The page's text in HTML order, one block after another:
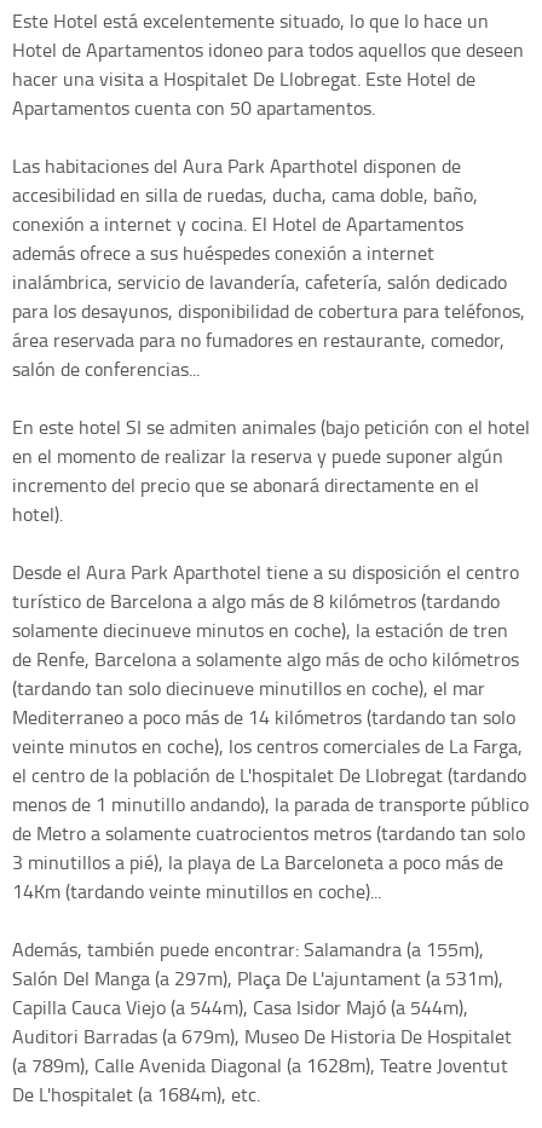
Este Hotel está excelentemente situado, lo que lo hace un
Hotel de Apartamentos idoneo para todos aquellos que deseen
hacer una visita a Hospitalet De Llobregat. Este Hotel de
Apartamentos cuenta con 50 apartamentos.
Las habitaciones del Aura Park Aparthotel disponen de
accesibilidad en silla de ruedas, ducha, cama doble, baño,
conexión a internet y cocina. El Hotel de Apartamentos
además ofrece a sus huéspedes conexión a internet
inalámbrica, servicio de lavandería, cafetería, salón dedicado
para los desayunos, disponibilidad de cobertura para teléfonos,
área reservada para no fumadores en restaurante, comedor,
salón de conferencias...
En este hotel SI se admiten animales (bajo petición con el hotel
en el momento de realizar la reserva y puede suponer algún
incremento del precio que se abonará directamente en el
hotel).
Desde el Aura Park Aparthotel tiene a su disposición el centro
turístico de Barcelona a algo más de 8 kilómetros (tardando
solamente diecinueve minutos en coche), la estación de tren
de Renfe, Barcelona a solamente algo más de ocho kilómetros
(tardando tan solo diecinueve minutillos en coche), el mar
Mediterraneo a poco más de 14 kilómetros (tardando tan solo
veinte minutos en coche), los centros comerciales de La Farga,
el centro de la población de L'hospitalet De Llobregat (tardando
menos de 1 minutillo andando), la parada de transporte público
de Metro a solamente cuatrocientos metros (tardando tan solo
3 minutillos a pié), la playa de La Barceloneta a poco más de
14Km (tardando veinte minutillos en coche)...
Además, también puede encontrar: Salamandra (a 155m),
Salón Del Manga (a 297m), Plaça De L'ajuntament (a 531m),
Capilla Cauca Viejo (a 544m), Casa Isidor Majó (a 544m),
Auditori Barradas (a 679m), Museo De Historia De Hospitalet
(a 789m), Calle Avenida Diagonal (a 1628m), Teatre Joventut
De L'hospitalet (a 1684m), etc.